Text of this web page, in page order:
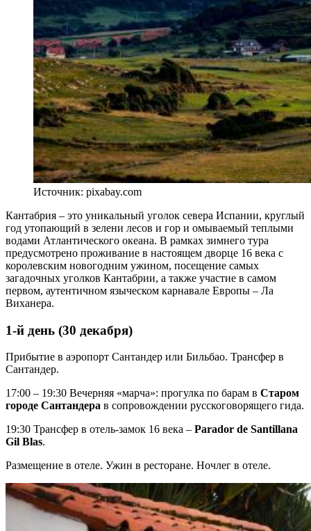
Источник: pixabay.com
Кантабрия – это уникальный уголок севера Испании, круглый
год утопающий в зелени лесов и гор и омываемый теплыми
водами Атлантического океана. В рамках зимнего тура
предусмотрено проживание в настоящем дворце 16 века с
королевским новогодним ужином, посещение самых
загадочных уголков Кантабрии, а также участие в самом
первом, аутентичном языческом карнавале Европы – Ла
Виханера.
1-й день (30 декабря)
Прибытие в аэропорт Сантандер или Бильбао. Трансфер в
Сантандер.
17:00 – 19:30 Вечерняя «марча»: прогулка по барам в Старом
городе Сантандера в сопровождении русскоговорящего гида.
19:30 Трансфер в отель-замок 16 века – Parador de Santillana
Gil Blas.
Размещение в отеле. Ужин в ресторане. Ночлег в отеле.